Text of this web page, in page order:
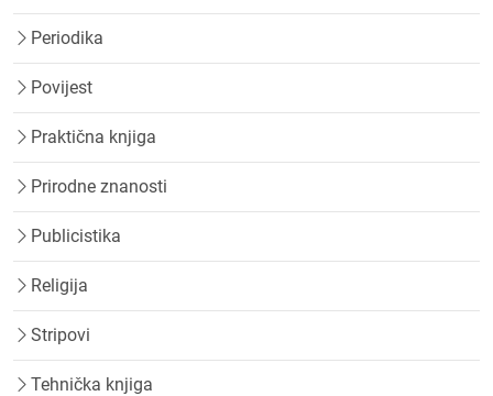
Periodika
Povijest
Praktična knjiga
Prirodne znanosti
Publicistika
Religija
Stripovi
Tehnička knjiga